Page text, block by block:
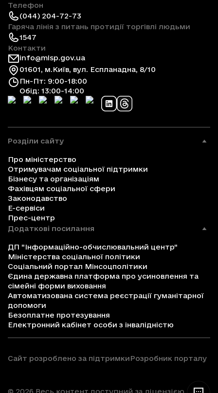
Телефон
(044) 204-72-73
Гаряча лінія з питань протидії торгівлі людьми
1547
Контакти
info@mlsp.gov.ua
01601, м.Київ, вул. Еспланадна, 8/10
Пн-Пт: 9:00-18:00
Обід: 13:00-14:00
Розділи сайту
Про міністерство
Отримувачам соціальної підтримки
Бізнесу та організаціям
Фахівцям соціальної сфери
Законодавство
Е-сервіси
Прес-центр
Додаткові посилання
ДП "Інформаційно-обчислювальний центр"
Міністерства соціальної політики
Соціальний портал Мінсоцполітики
Єдина державна платформа про усиновлення та
сімейні форми виховання
Автоматизована система реєстрації гуманітарної
допомоги
Безоплатне протезування
Електронний кабінет особи з інвалідністю
Сайт розроблено за підтримкиРозробник порталу
© 2026 Весь контент доступний за ліцензією